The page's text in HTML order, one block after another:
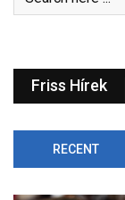
Friss Hírek
RECENT